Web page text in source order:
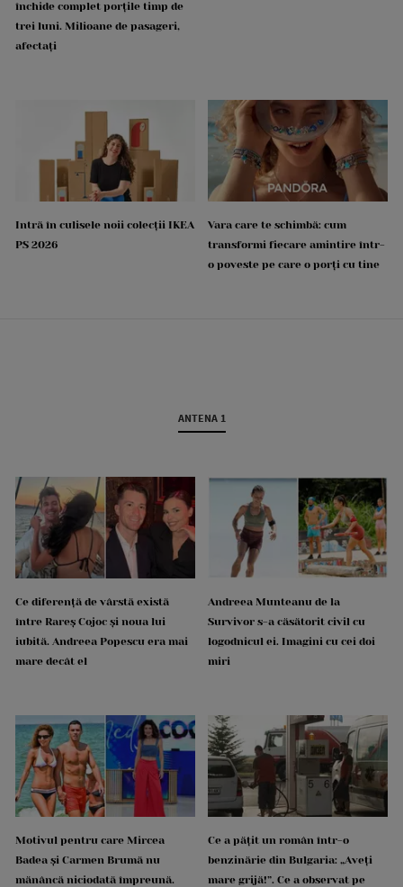
închide complet porțile timp de
trei luni. Milioane de pasageri,
afectați
Intră în culisele noii colecții IKEA
PS 2026
Vara care te schimbă: cum
transformi fiecare amintire într-
o poveste pe care o porți cu tine
ANTENA 1
Ce diferență de vârstă există
între Rareș Cojoc și noua lui
iubită. Andreea Popescu era mai
mare decât el
Andreea Munteanu de la
Survivor s-a căsătorit civil cu
logodnicul ei. Imagini cu cei doi
miri
Motivul pentru care Mircea
Badea și Carmen Brumă nu
mănâncă niciodată împreună.
Ce a pățit un român într-o
benzinărie din Bulgaria: „Aveți
mare grijă!”. Ce a observat pe